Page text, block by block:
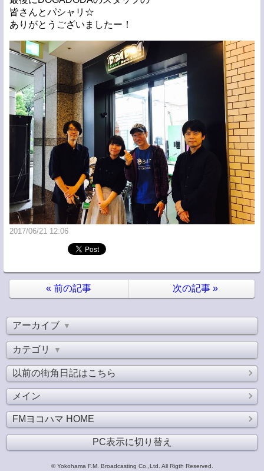
皆さんとパシャリ☆
ありがとうございましたー！
2017/06/21 12:06
« 前の記事 次の記事 »
アーカイブ ▼
カテゴリ ▼
以前の街角日記はこちら
メイン
FMヨコハマ HOME
PC表示に切り替え
© Yokohama F.M. Broadcasting Co.,Ltd. All Rigth Reserved.